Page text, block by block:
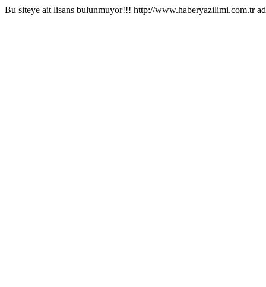
Bu siteye ait lisans bulunmuyor!!! http://www.haberyazilimi.com.tr